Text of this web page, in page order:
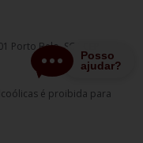
Porto Belo, SC - CEP
é proibida para